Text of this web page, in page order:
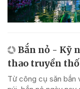
Bắn nỏ - Kỹ
thao truyền
Từ công cụ săn bắn